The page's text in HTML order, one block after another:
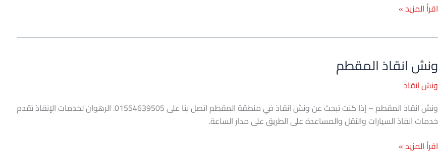
اقرأ المزيد »
ونش انقاذ المقطم
ونش انقاذ
ونش انقاذ المقطم – إذا كنت تبحث عن ونش انقاذ في منطقة المقطم اتصل بنا على 01554639505. الرهوان لخدمات الإنقاذ تقدم
خدمات انقاذ السيارات والنقل والمساعدة على الطريق على مدار الساعة.
ونش
انقاذ
المقطم
اقرأ المزيد »